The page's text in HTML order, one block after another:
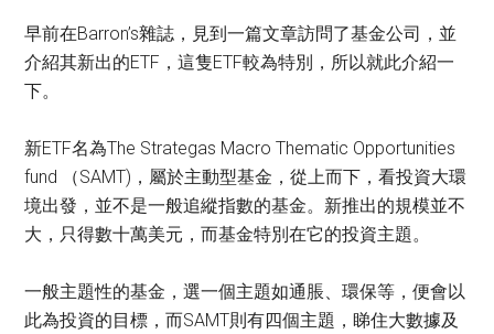
早前在Barron’s雜誌，見到一篇文章訪問了基金公司，並
介紹其新出的ETF，這隻ETF較為特別，所以就此介紹一
下。
新ETF名為The Strategas Macro Thematic Opportunities
fund （SAMT)，屬於主動型基金，從上而下，看投資大環
境出發，並不是一般追縱指數的基金。新推出的規模並不
大，只得數十萬美元，而基金特別在它的投資主題。
一般主題性的基金，選一個主題如通脹、環保等，便會以
此為投資的目標，而SAMT則有四個主題，睇住大數據及